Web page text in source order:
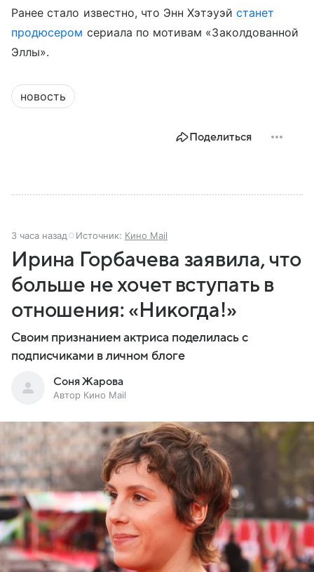
Ранее стало известно, что Энн Хэтэуэй станет
продюсером сериала по мотивам «Заколдованной
Эллы».
новость
Поделиться
3 часа назад Источник: Кино Mail
Ирина Горбачева заявила, что
больше не хочет вступать в
отношения: «Никогда!»
Своим признанием актриса поделилась с
подписчиками в личном блоге
Соня Жарова
Автор Кино Mail